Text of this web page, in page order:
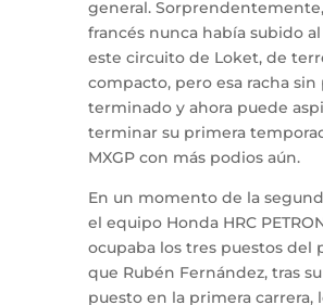
general.
francés nunca había subido
este circuito de Loket, de
compacto, pero esa racha sin
terminado y ahora puede
terminar su primera
MXGP con más podios aún.
En un momento de la
el equipo Honda HRC
ocupaba los tres puestos del
que Rubén Fernández, tras
puesto en la primera carrera,